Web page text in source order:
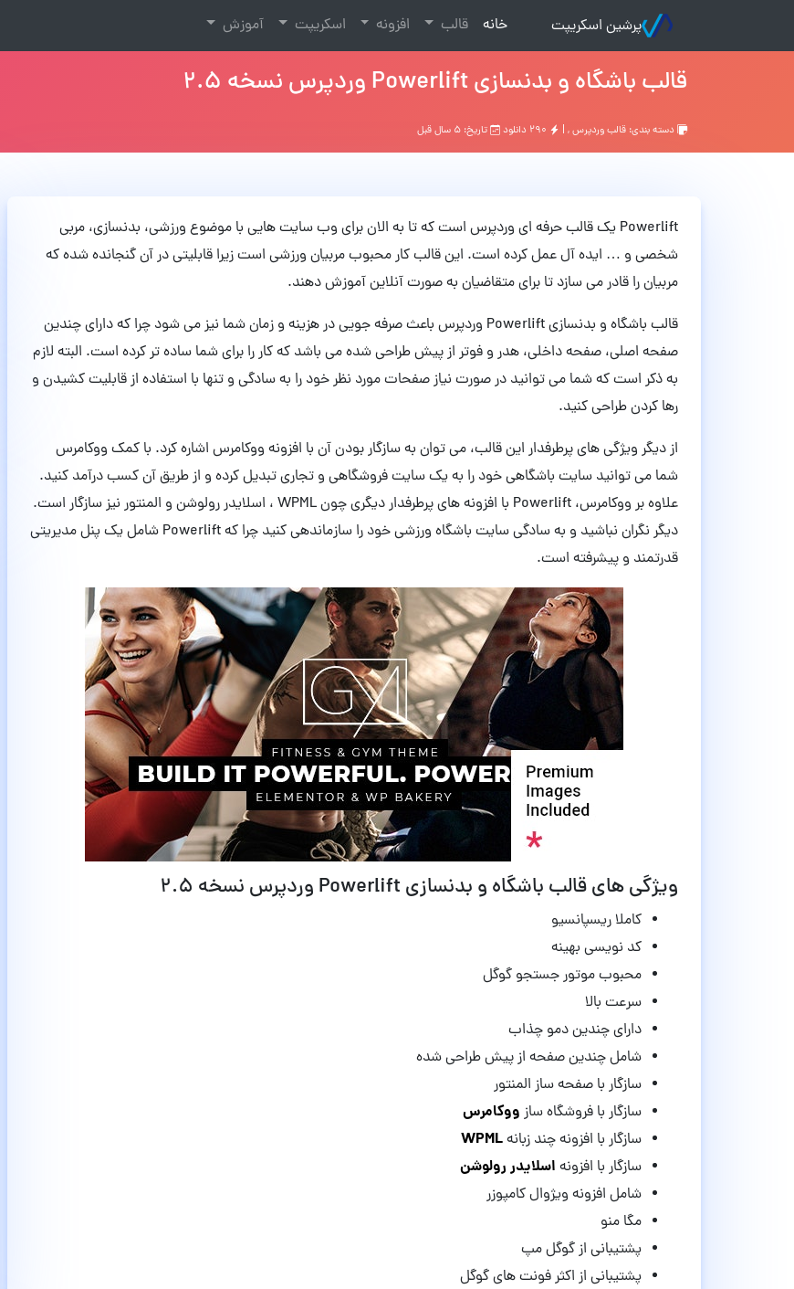
پرشین اسکریپت خانه
(current) قالب افزونه اسکریپت آموزش
قالب باشگاه و بدنسازی Powerlift وردپرس نسخه 2.5
دسته بندی: قالب وردپرس, | تاریخ: ۵ سال قبل
Powerlift یک قالب حرفه ای وردپرس است که تا به الان برای وب سایت هایی با موضوع ورزشی، بدنسازی، مربی
شخصی و … ایده آل عمل کرده است. این قالب کار محبوب مربیان ورزشی است زیرا قابلیتی در آن گنجانده شده که
مربیان را قادر می سازد تا برای متقاضیان به صورت آنلاین آموزش دهند.
قالب باشگاه و بدنسازی Powerlift وردپرس باعث صرفه جویی در هزینه و زمان شما نیز می شود چرا که دارای چندین
صفحه اصلی، صفحه داخلی، هدر و فوتر از پیش طراحی شده می باشد که کار را برای شما ساده تر کرده است. البته لازم
به ذکر است که شما می توانید در صورت نیاز صفحات مورد نظر خود را به سادگی و تنها با استفاده از قابلیت کشیدن و
رها کردن طراحی کنید.
از دیگر ویژگی های پرطرفدار این قالب، می توان به سازگار بودن آن با افزونه ووکامرس اشاره کرد. با کمک ووکامرس
شما می توانید سایت باشگاهی خود را به یک سایت فروشگاهی و تجاری تبدیل کرده و از طریق آن کسب درآمد کنید.
علاوه بر ووکامرس، Powerlift با افزونه های پرطرفدار دیگری چون WPML ، اسلایدر رولوشن و المنتور نیز سازگار است.
دیگر نگران نباشید و به سادگی سایت باشگاه ورزشی خود را سازماندهی کنید چرا که Powerlift شامل یک پنل مدیریتی
قدرتمند و پیشرفته است.
ویژگی های قالب باشگاه و بدنسازی Powerlift وردپرس نسخه 2.5
کاملا ریسپانسیو
کد نویسی بهینه
محبوب موتور جستجو گوگل
سرعت بالا
دارای چندین دمو چذاب
شامل چندین صفحه از پیش طراحی شده
سازگار با صفحه ساز المنتور
سازگار با فروشگاه ساز ووکامرس
سازگار با افزونه چند زبانهWPML
سازگار با افزونه اسلایدر رولوشن
شامل افزونه ویژوال کامپوزر
مگا منو
پشتیبانی از گوگل مپ
پشتیبانی از اکثر فونت های گوگل